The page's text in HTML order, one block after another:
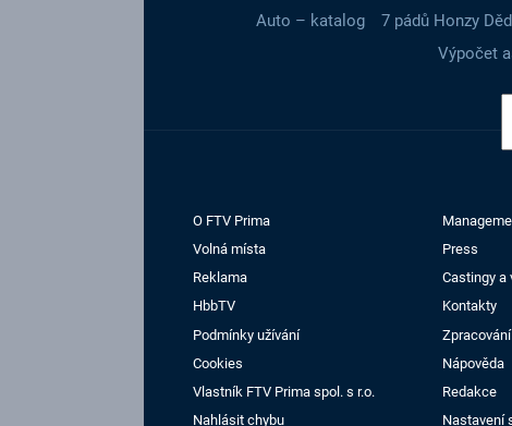
Auto – katalog
7 pádů Honzy
Výpočet
O FTV Prima
Volná místa
Press
Reklama
Castingy a
HbbTV
Kontakty
Podmínky užívání
Cookies
Nápověda
Vlastník FTV Prima spol. s r.o.
Redakce
Nahlásit chybu
Nastavení